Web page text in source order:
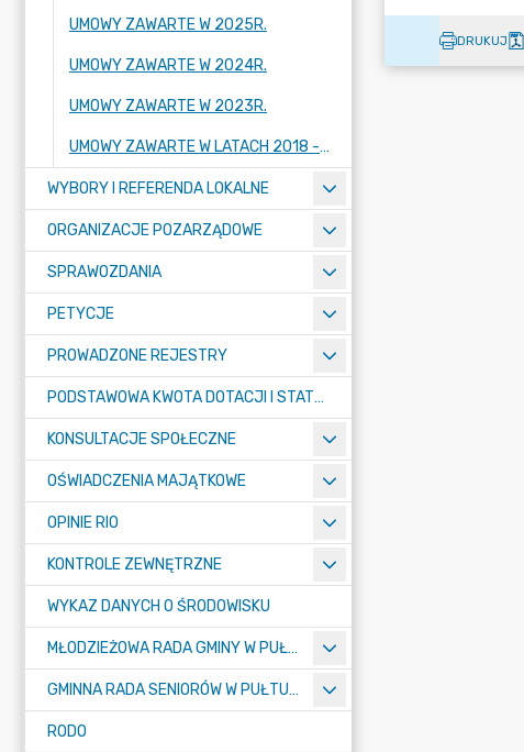
UMOWY ZAWARTE W 2025R.
UMOWY ZAWARTE W 2024R.
UMOWY ZAWARTE W 2023R.
UMOWY ZAWARTE W LATACH 2018 - 2022
WYBORY I REFERENDA LOKALNE
ORGANIZACJE POZARZĄDOWE
SPRAWOZDANIA
PETYCJE
PROWADZONE REJESTRY
PODSTAWOWA KWOTA DOTACJI I STATYSTYCZNA LICZBA UCZNIÓW
KONSULTACJE SPOŁECZNE
OŚWIADCZENIA MAJĄTKOWE
OPINIE RIO
KONTROLE ZEWNĘTRZNE
WYKAZ DANYCH O ŚRODOWISKU
MŁODZIEŻOWA RADA GMINY W PUŁTUSKU
GMINNA RADA SENIORÓW W PUŁTUSKU
RODO
DRUKUJ